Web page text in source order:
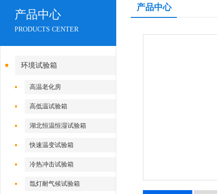
产品中心
PRODUCTS CENTER
环境试验箱
高温老化房
高低温试验箱
湖北恒温恒湿试验箱
快速温变试验箱
冷热冲击试验箱
氙灯耐气候试验箱
产品中心